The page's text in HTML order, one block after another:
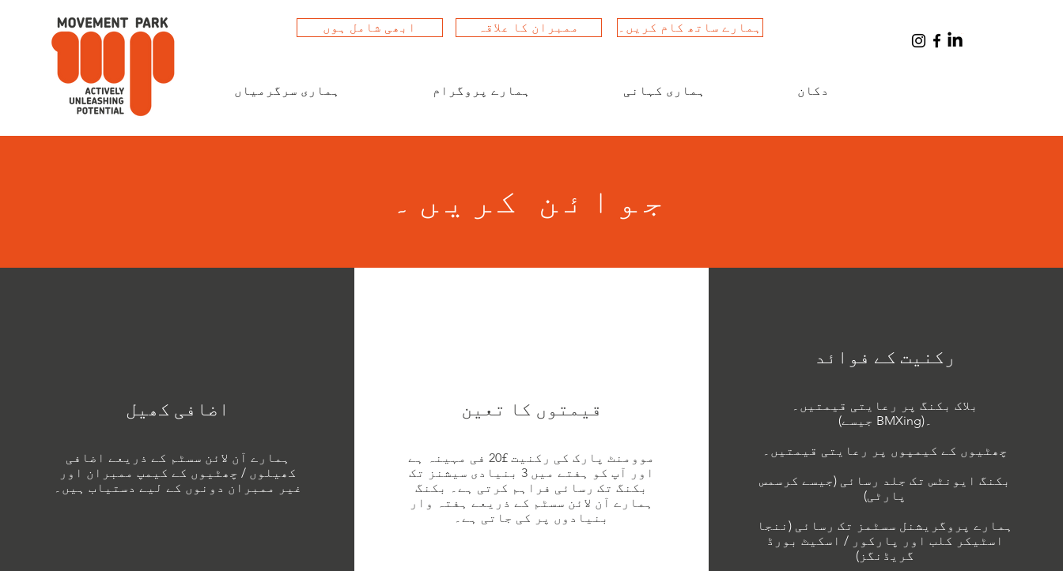
ابھی شامل ہوں ممبران کا علاقہ ہمارے ساتھ کام کریں۔
ہماری سرگرمیاں ہمارے پروگرام ہماری کہانی دکان
جوائن کریں۔
اضافی کھیل
ہمارے آن لائن سسٹم کے ذریعے اضافی
کھیلوں / چھٹیوں کے کیمپ ممبران اور
غیر ممبران دونوں کے لیے دستیاب ہیں۔
قیمتوں کا تعین
موومنٹ پارک کی رکنیت £20 فی مہینہ ہے
اور آپ کو ہفتے میں 3 بنیادی سیشنز تک
بکنگ تک رسائی فراہم کرتی ہے۔ بکنگ
ہمارے آن لائن سسٹم کے ذریعے ہفتہ وار
بنیادوں پر کی جاتی ہے۔
رکنیت کے فوائد
بلاک بکنگ پر رعایتی قیمتیں۔
(جیسے BMXing)۔
چھٹیوں کے کیمپوں پر رعایتی قیمتیں۔
بکنگ ایونٹس تک جلد رسائی (جیسے کرسمس
پارٹی)
ہمارے پروگریشنل سسٹمز تک رسائی (ننجا
اسٹیکر کلب اور پارکور / اسکیٹ بورڈ
گریڈنگز)